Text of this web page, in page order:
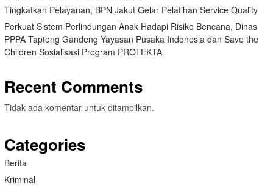
Tingkatkan Pelayanan, BPN Jakut Gelar Pelatihan Service Quality
Perkuat Sistem Perlindungan Anak Hadapi Risiko Bencana, Dinas
PPPA Tapteng Gandeng Yayasan Pusaka Indonesia dan Save the
Children Sosialisasi Program PROTEKTA
Recent Comments
Tidak ada komentar untuk ditampilkan.
Categories
Berita
Kriminal